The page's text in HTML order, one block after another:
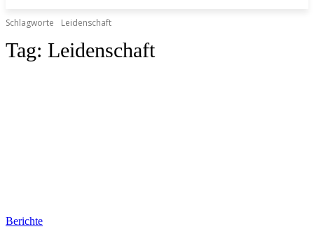
Schlagworte Leidenschaft
Tag: Leidenschaft
Berichte